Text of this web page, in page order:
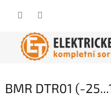
BMR DTR01 (-